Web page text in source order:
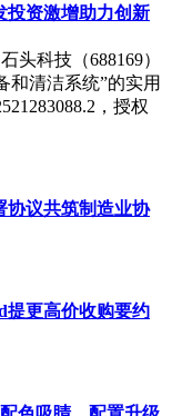
投资激增助力创新
头科技（688169）
和清洁系统”的实用
，授权
协议共筑制造业协
提更高价收购要约